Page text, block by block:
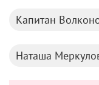
Капитан
Наташа